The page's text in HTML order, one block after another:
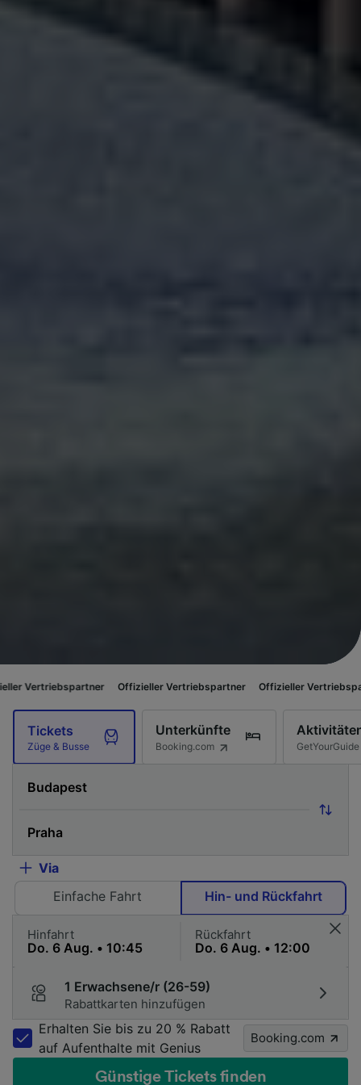
Offizieller Vertriebspartner Offizieller Vertriebspartner
Tickets
Züge & Busse
Unterkünfte
Booking.com GetYourGuide
Via
Einfache Fahrt
Hin- und Rückfahrt
Hinfahrt Rückfahrt
1 Erwachsene/r (26-59)
Rabattkarten hinzufügen
Erhalten Sie bis zu 20 % Rabatt
auf Aufenthalte mit Genius
Booking.com
Günstige Tickets finden